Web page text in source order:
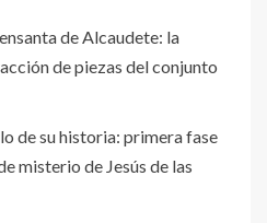
de Alcaudete: la
de piezas del conjunto
de su historia: primera fase
misterio de Jesús de las